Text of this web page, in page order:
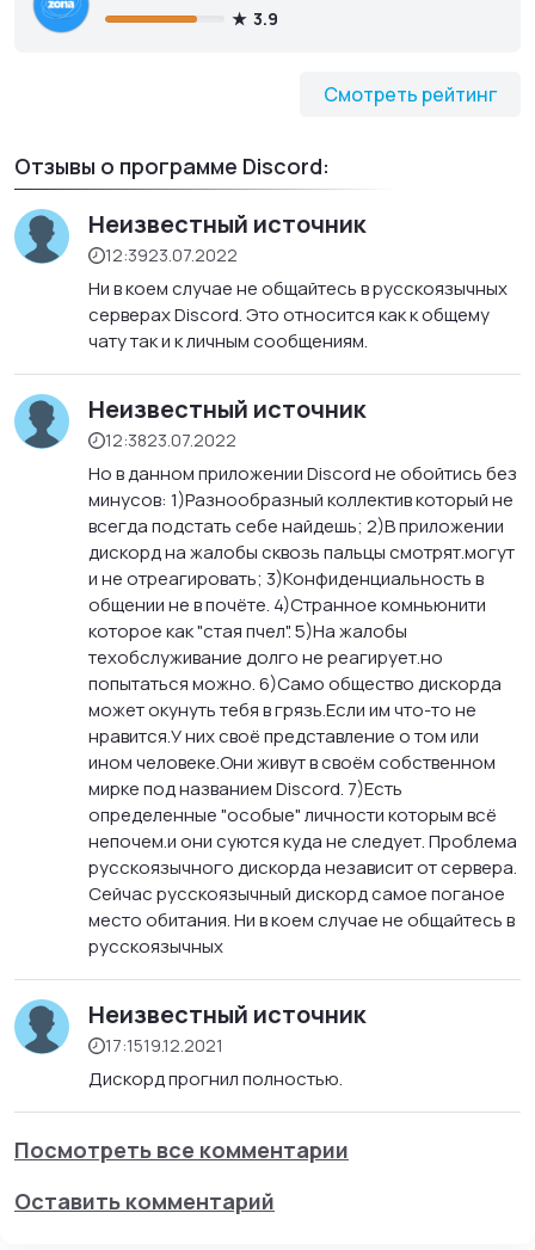
Смотреть рейтинг
3.9
Отзывы о программе Discord:
Неизвестный источник
12:3923.07.2022
Ни в коем случае не общайтесь в русскоязычных
серверах Discord. Это относится как к общему
чату так и к личным сообщениям.
Неизвестный источник
12:3823.07.2022
Но в данном приложении Discord не обойтись без
минусов: 1)Разнообразный коллектив который не
всегда подстать себе найдешь; 2)В приложении
дискорд на жалобы сквозь пальцы смотрят.могут
и не отреагировать; 3)Конфиденциальность в
общении не в почёте. 4)Странное комньюнити
которое как "стая пчел". 5)На жалобы
техобслуживание долго не реагирует.но
попытаться можно. 6)Само общество дискорда
может окунуть тебя в грязь.Если им что-то не
нравится.У них своё представление о том или
ином человеке.Они живут в своём собственном
мирке под названием Discord. 7)Есть
определенные "особые" личности которым всё
непочем.и они суются куда не следует. Проблема
русскоязычного дискорда независит от сервера.
Сейчас русскоязычный дискорд самое поганое
место обитания. Ни в коем случае не общайтесь в
русскоязычных
Неизвестный источник
17:1519.12.2021
Дискорд прогнил полностью.
Посмотреть все комментарии
Оставить комментарий